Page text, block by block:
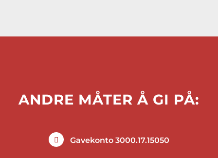
ANDRE MÅTER Å GI PÅ:
Gavekonto 3000.17.15050